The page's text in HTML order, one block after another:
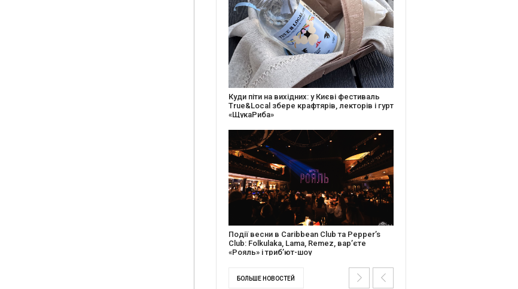
27 років музичної історії: Caribbean Club
відсвяткує День Народження серією
благодійних подій
Документальний фільм “Будинок “Слово”
англійською покажуть в країнах Європи,
Канаді та США
БОЛЬШЕ НОВОСТЕЙ